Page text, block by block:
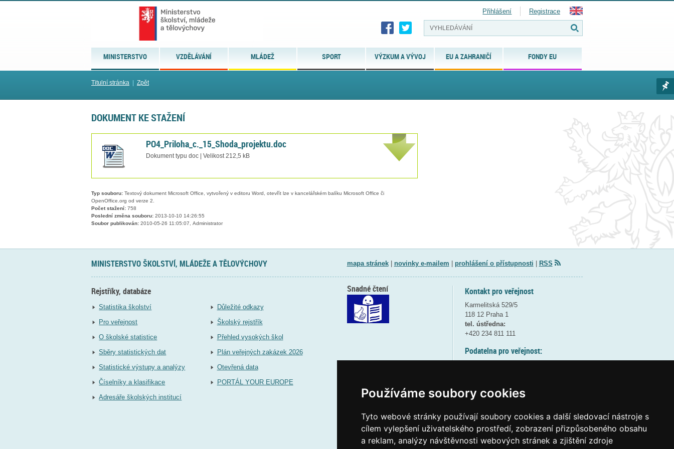
Používáme soubory cookies
Tyto webové stránky používají soubory cookies a další sledovací nástroje s
cílem vylepšení uživatelského prostředí, zobrazení přizpůsobeného obsahu
a reklam, analýzy návštěvnosti webových stránek a zjištění zdroje
MINISTERSTVO VZDĚLÁVÁNÍ MLÁDEŽ SPORT VÝZKUM A VÝVOJ EU A ZAHRANIČÍ FONDY EU
Přihlášení Registrace
Titulní stránka Zpět
DOKUMENT KE STAŽENÍ
PO4_Priloha_c._15_Shoda_projektu.doc
Dokument typu doc | Velikost 212,5 kB
Typ souboru: Textový dokument Microsoft Office, vytvořený v editoru Word, otevřít lze v kancelářském balíku Microsoft Office či
OpenOffice.org od verze 2.
Počet stažení: 758
Poslední změna souboru: 2013-10-10 14:26:55
Soubor publikován: 2010-05-26 11:05:07, Administrator
MINISTERSTVO ŠKOLSTVÍ, MLÁDEŽE A TĚLOVÝCHOVY mapa stránek| novinky e-mailem prohlášení o přístupnosti RSS
Rejstříky, databáze
Statistika školství
Pro veřejnost
O školské statistice
Sběry statistických dat
Statistické výstupy a analýzy
Číselníky a klasifikace
Adresáře školských institucí
Důležité odkazy
Školský rejstřík
Přehled vysokých škol
Plán veřejných zakázek 2026
Otevřená data
PORTÁL YOUR EUROPE
Kontakt pro veřejnost
Karmelitská 529/5
118 12 Praha 1
tel. ústředna:
+420 234 811 111
Podatelna pro veřejnost:
(více informací
Elektronická podatelna:
posta@msmtgov cz
Snadné čtení